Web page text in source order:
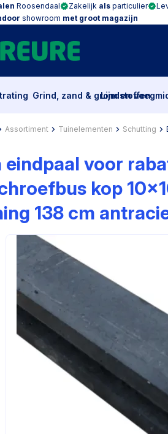
Roosendaal Zakelijk als particulier
showroom met groot magazijn
Grind, zand & grondstoffen
Lijm en
Assortiment Tuinelementen Schutting
eindpaal voor
kop
138 cm